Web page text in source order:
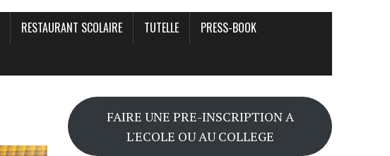
RESTAURANT SCOLAIRE TUTELLE
PRESS-BOOK
FAIRE UNE PRE-INSCRIPTION A
L'ECOLE OU AU COLLEGE